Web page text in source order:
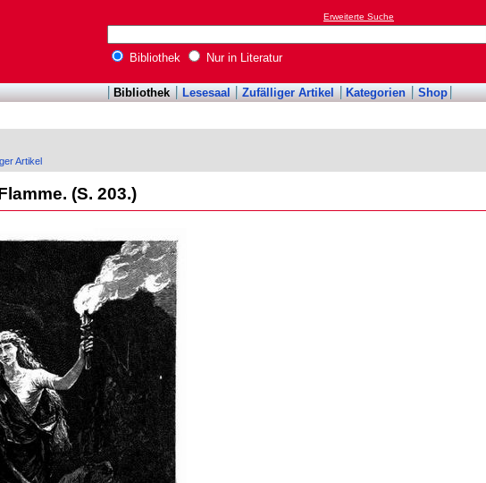
Erweiterte Suche
Bibliothek Nur in Literatur
Bibliothek Lesesaal Zufälliger Artikel Kategorien Shop
Artikel
(S. 203.)